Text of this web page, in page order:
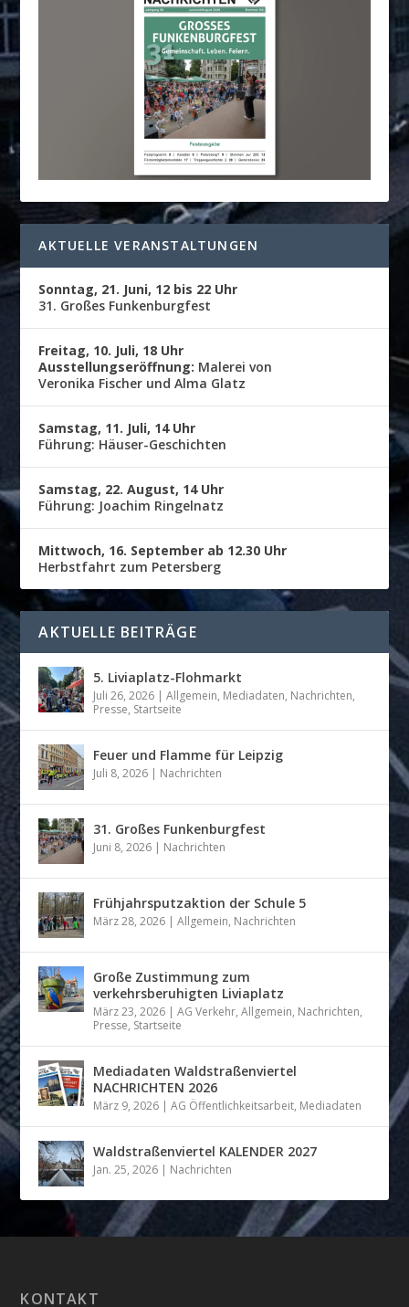
AKTUELLE VERANSTALTUNGEN
Sonntag, 21. Juni, 12 bis 22 Uhr
31. Großes Funkenburgfest
Freitag, 10. Juli, 18 Uhr
Ausstellungseröffnung: Malerei von
Veronika Fischer und Alma Glatz
Samstag, 11. Juli, 14 Uhr
Führung: Häuser-Geschichten
Samstag, 22. August, 14 Uhr
Führung: Joachim Ringelnatz
Mittwoch, 16. September ab 12.30 Uhr
Herbstfahrt zum Petersberg
AKTUELLE BEITRÄGE
5. Liviaplatz-Flohmarkt
Juli 26, 2026 |Allgemein, Mediadaten, Nachrichten,
Presse, Startseite
Feuer und Flamme für Leipzig
Juli 8, 2026 | Nachrichten
31. Großes Funkenburgfest
Juni 8, 2026 | Nachrichten
Frühjahrsputzaktion der Schule 5
März 28, 2026 |Allgemein, Nachrichten
Große Zustimmung zum
verkehrsberuhigten Liviaplatz
März 23, 2026 |AG Verkehr,Allgemein, Nachrichten,
Presse, Startseite
Mediadaten Waldstraßenviertel
NACHRICHTEN 2026
März 9, 2026 |AG Öffentlichkeitsarbeit, Mediadaten
Waldstraßenviertel KALENDER 2027
Jan. 25, 2026 | Nachrichten
KONTAKT